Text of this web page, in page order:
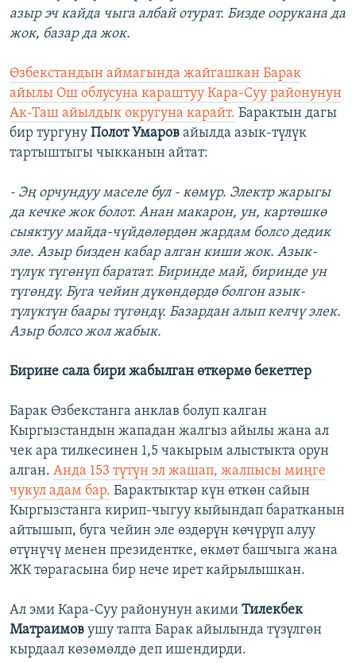
азыр эч кайда чыга албай отурат. Бизде оорукана да
жок, базар да жок.
Өзбекстандын аймагында жайгашкан Барак
айылы Ош облусуна караштуу Кара-Суу районунун
Ак-Таш айылдык округуна карайт. Барактын дагы
бир тургуну Полот Умаров айылда азык-түлүк
тартыштыгы чыкканын айтат:
- Эң орчундуу маселе бул - көмүр. Электр жарыгы
да кечке жок болот. Анан макарон, ун, картөшкө
сыяктуу майда-чүйдөлөрдөн жардам болсо дедик
эле. Азыр бизден кабар алган киши жок. Азык-
түлүк түгөнүп баратат. Биринде май, биринде ун
түгөндү. Буга чейин дүкөндөрдө болгон азык-
түлүктүн баары түгөндү. Базардан алып келчү элек.
Азыр болсо жол жабык.
Бирине сала бири жабылган өткөрмө бекеттер
Барак Өзбекстанга анклав болуп калган
Кыргызстандын жападан жалгыз айылы жана ал
чек ара тилкесинен 1,5 чакырым алыстыкта орун
алган. Анда 153 түтүн эл жашап, жалпысы миңге
чукул адам бар. Барактыктар күн өткөн сайын
Кыргызстанга кирип-чыгуу кыйындап баратканын
айтышып, буга чейин эле өздөрүн көчүрүп алуу
өтүнүчү менен президентке, өкмөт башчыга жана
ЖК төрагасына бир нече ирет кайрылышкан.
Ал эми Кара-Суу районунун акими Тилекбек
Матраимов ушу тапта Барак айылында түзүлгөн
кырдаал көзөмөлдө деп ишендирди.